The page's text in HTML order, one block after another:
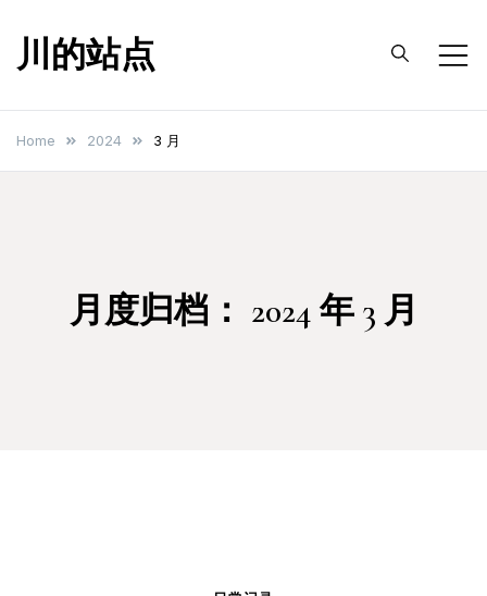
川的站点
Home 2024 3 月
月度归档： 2024 年 3 月